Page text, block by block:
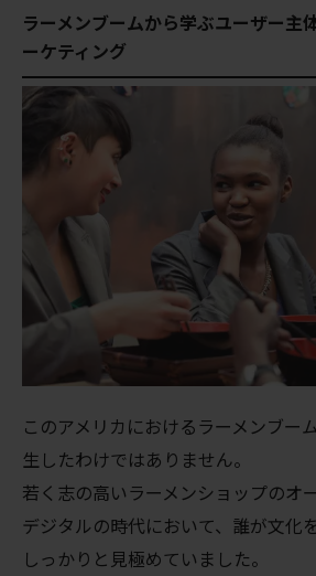
ラーメンブームから学ぶユーザー主
ーケティング
このアメリカにおけるラーメンブー
生したわけではありません。
若く志の高いラーメンショップのオ
デジタルの時代において、誰が文化
しっかりと見極めていました。